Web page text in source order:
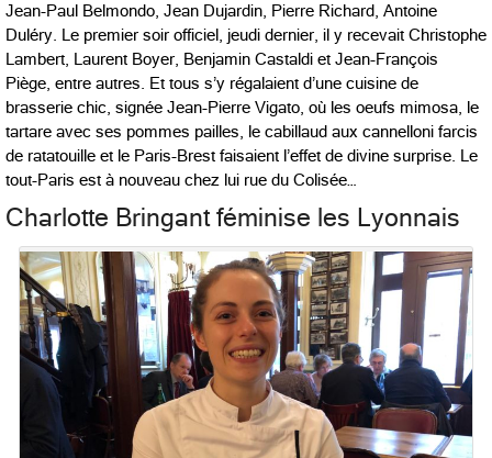
Jean-Paul Belmondo, Jean Dujardin, Pierre Richard, Antoine
Duléry. Le premier soir officiel, jeudi dernier, il y recevait Christophe
Lambert, Laurent Boyer, Benjamin Castaldi et Jean-François
Piège, entre autres. Et tous s’y régalaient d’une cuisine de
brasserie chic, signée Jean-Pierre Vigato, où les oeufs mimosa, le
tartare avec ses pommes pailles, le cabillaud aux cannelloni farcis
de ratatouille et le Paris-Brest faisaient l’effet de divine surprise. Le
tout-Paris est à nouveau chez lui rue du Colisée…
Charlotte Bringant féminise les Lyonnais